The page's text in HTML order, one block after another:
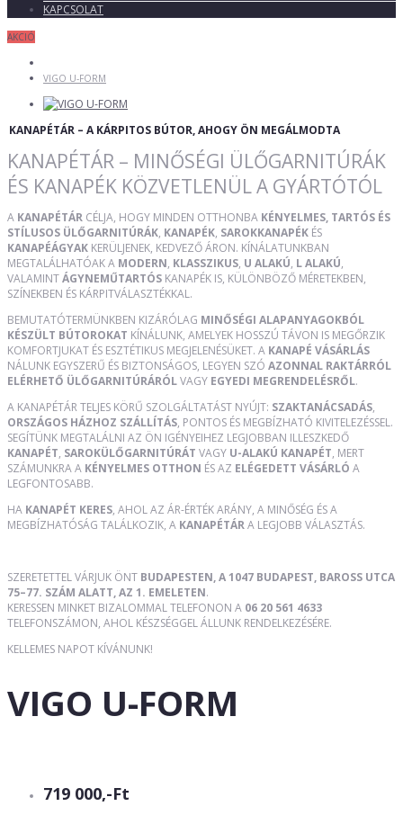
KAPCSOLAT
AKCIÓ
VIGO U-FORM
KANAPÉTÁR – A KÁRPITOS BÚTOR, AHOGY ÖN MEGÁLMODTA
KANAPÉTÁR – MINŐSÉGI ÜLŐGARNITÚRÁK
ÉS KANAPÉK KÖZVETLENÜL A GYÁRTÓTÓL
A KANAPÉTÁR CÉLJA, HOGY MINDEN OTTHONBA KÉNYELMES, TARTÓS ÉS
STÍLUSOS ÜLŐGARNITÚRÁK, KANAPÉK, SAROKKANAPÉK ÉS
KANAPÉÁGYAK KERÜLJENEK, KEDVEZŐ ÁRON. KÍNÁLATUNKBAN
MEGTALÁLHATÓAK A MODERN, KLASSZIKUS, U ALAKÚ, L ALAKÚ,
VALAMINTÁGYNEMŰTARTÓS KANAPÉK IS, KÜLÖNBÖZŐ MÉRETEKBEN,
SZÍNEKBEN ÉS KÁRPITVÁLASZTÉKKAL.
BEMUTATÓTERMÜNKBEN KIZÁRÓLAG MINŐSÉGI ALAPANYAGOKBÓL
KÉSZÜLT BÚTOROKAT KÍNÁLUNK, AMELYEK HOSSZÚ TÁVON IS MEGŐRZIK
KOMFORTJUKAT ÉS ESZTÉTIKUS MEGJELENÉSÜKET. A KANAPÉ VÁSÁRLÁS
NÁLUNK EGYSZERŰ ÉS BIZTONSÁGOS, LEGYEN SZÓ AZONNAL RAKTÁRRÓL
ELÉRHETŐ ÜLŐGARNITÚRÁRÓLVAGY EGYEDI MEGRENDELÉSRŐL.
A KANAPÉTÁR TELJES KÖRŰ SZOLGÁLTATÁST NYÚJT: SZAKTANÁCSADÁS,
ORSZÁGOS HÁZHOZ SZÁLLÍTÁS, PONTOS ÉS MEGBÍZHATÓ KIVITELEZÉSSEL.
SEGÍTÜNK MEGTALÁLNI AZ ÖN IGÉNYEIHEZ LEGJOBBAN ILLESZKEDŐ
KANAPÉT, SAROKÜLŐGARNITÚRÁT VAGY U-ALAKÚ KANAPÉT, MERT
SZÁMUNKRA A KÉNYELMES OTTHON ÉS AZ ELÉGEDETT VÁSÁRLÓ A
LEGFONTOSABB.
HA KANAPÉT KERES, AHOL AZ ÁR-ÉRTÉK ARÁNY, A MINŐSÉG ÉS A
MEGBÍZHATÓSÁG TALÁLKOZIK, A KANAPÉTÁRA LEGJOBB VÁLASZTÁS.
SZERETETTEL VÁRJUK ÖNT BUDAPESTEN, A 1047 BUDAPEST, BAROSS UTCA
75–77. SZÁM ALATT, AZ 1. EMELETEN.
KERESSEN MINKET BIZALOMMAL TELEFONON A 06 20 561 4633
TELEFONSZÁMON, AHOL KÉSZSÉGGEL ÁLLUNK RENDELKEZÉSÉRE.
KELLEMES NAPOT KÍVÁNUNK!
VIGO U-FORM
719 000,-Ft